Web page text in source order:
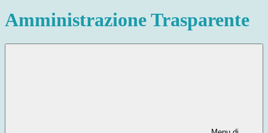
Amministrazione Trasparente